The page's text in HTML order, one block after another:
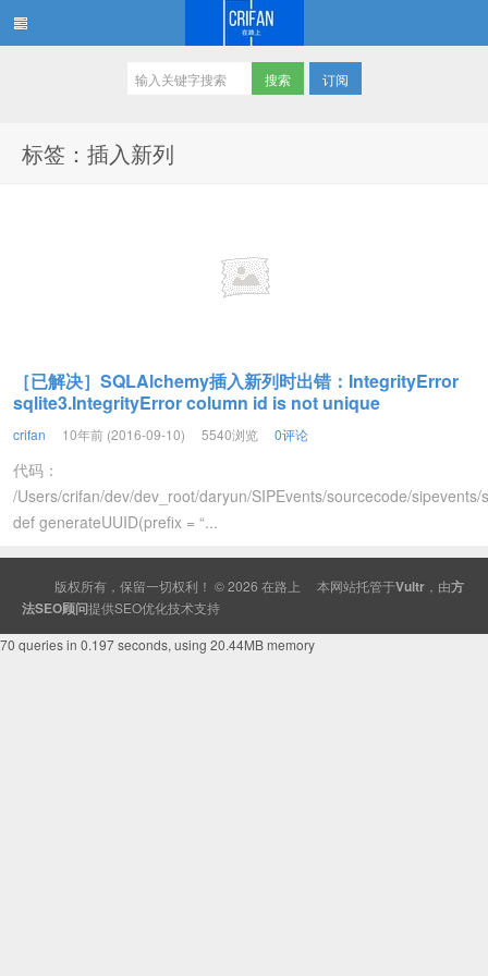
订阅
标签：插入新列
［已解决］SQLAlchemy插入新列时出错：IntegrityError
sqlite3.IntegrityError column id is not unique
crifan 10年前 (2016-09-10) 5540浏览 0评论
代码：
/Users/crifan/dev/dev_root/daryun/SIPEvents/sourcecode/
def generateUUID(prefix = “...
版权所有，保留一切权利！ © 2026 在路上 本网站托管于Vultr ，由方
法SEO顾问提供SEO优化技术支持
70 queries in 0.197 seconds, using 20.44MB memory